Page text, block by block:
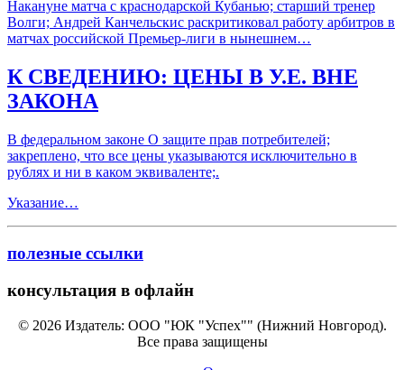
Накануне матча с краснодарской Кубанью; старший тренер
Волги; Андрей Канчельскис раскритиковал работу арбитров в
матчах российской Премьер-лиги в нынешнем…
К СВЕДЕНИЮ: ЦЕНЫ В У.Е. ВНЕ
ЗАКОНА
В федеральном законе О защите прав потребителей;
закреплено, что все цены указываются исключительно в
рублях и ни в каком эквиваленте;.
Указание…
полезные ссылки
консультация в офлайн
© 2026 Издатель: ООО "ЮК "Успех"" (Нижний Новгород).
Все права защищены